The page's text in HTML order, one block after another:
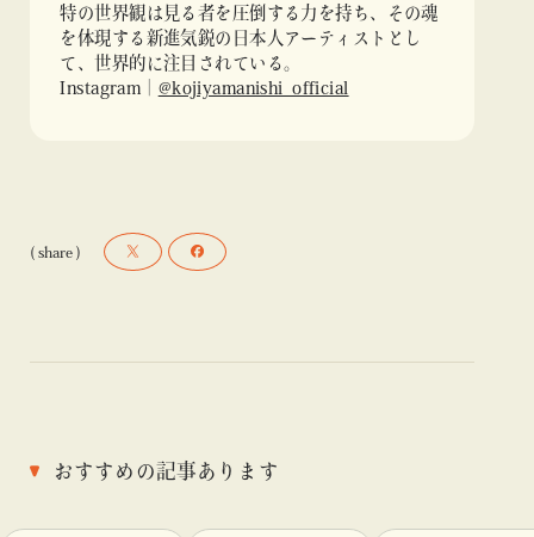
特の世界観は見る者を圧倒する力を持ち、その魂
を体現する新進気鋭の日本人アーティストとし
て、世界的に注目されている。
Instagram｜ @kojiyamanishi_official
( share )
おすすめの記事あります